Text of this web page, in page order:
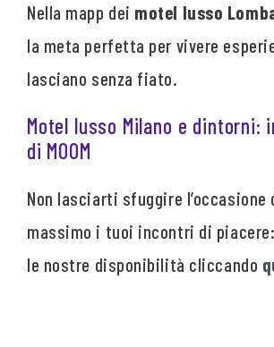
Nella mapp dei motel lusso
la meta perfetta per vivere
lasciano senza fiato.
Motel lusso Milano e dintorni:
di MOOM
Non lasciarti sfuggire l’occasione
massimo i tuoi incontri di
le nostre disponibilità cliccando